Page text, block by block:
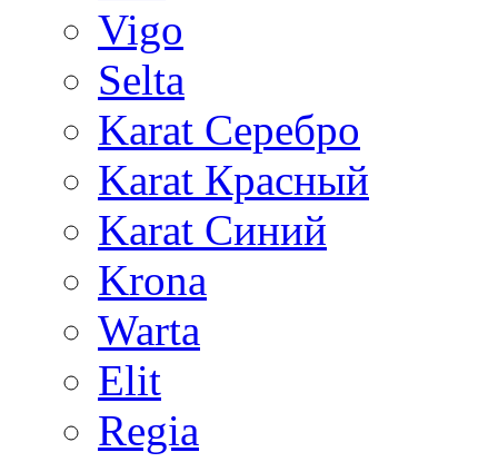
Vigo
Selta
Karat Серебро
Karat Красный
Karat Синий
Krona
Warta
Elit
Regia